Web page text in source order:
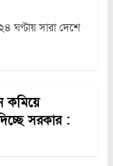
ঘণ্টায় সারা দেশে
কমিয়ে
সরকার :